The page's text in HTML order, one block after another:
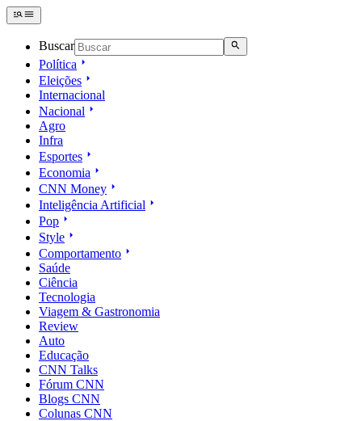
Buscar
Política
Eleições
Internacional
Nacional
Agro
Infra
Esportes
Economia
CNN Money
Inteligência Artificial
Pop
Style
Comportamento
Saúde
Ciência
Tecnologia
Viagem & Gastronomia
Review
Auto
Educação
CNN Talks
Fórum CNN
Blogs CNN
Colunas CNN